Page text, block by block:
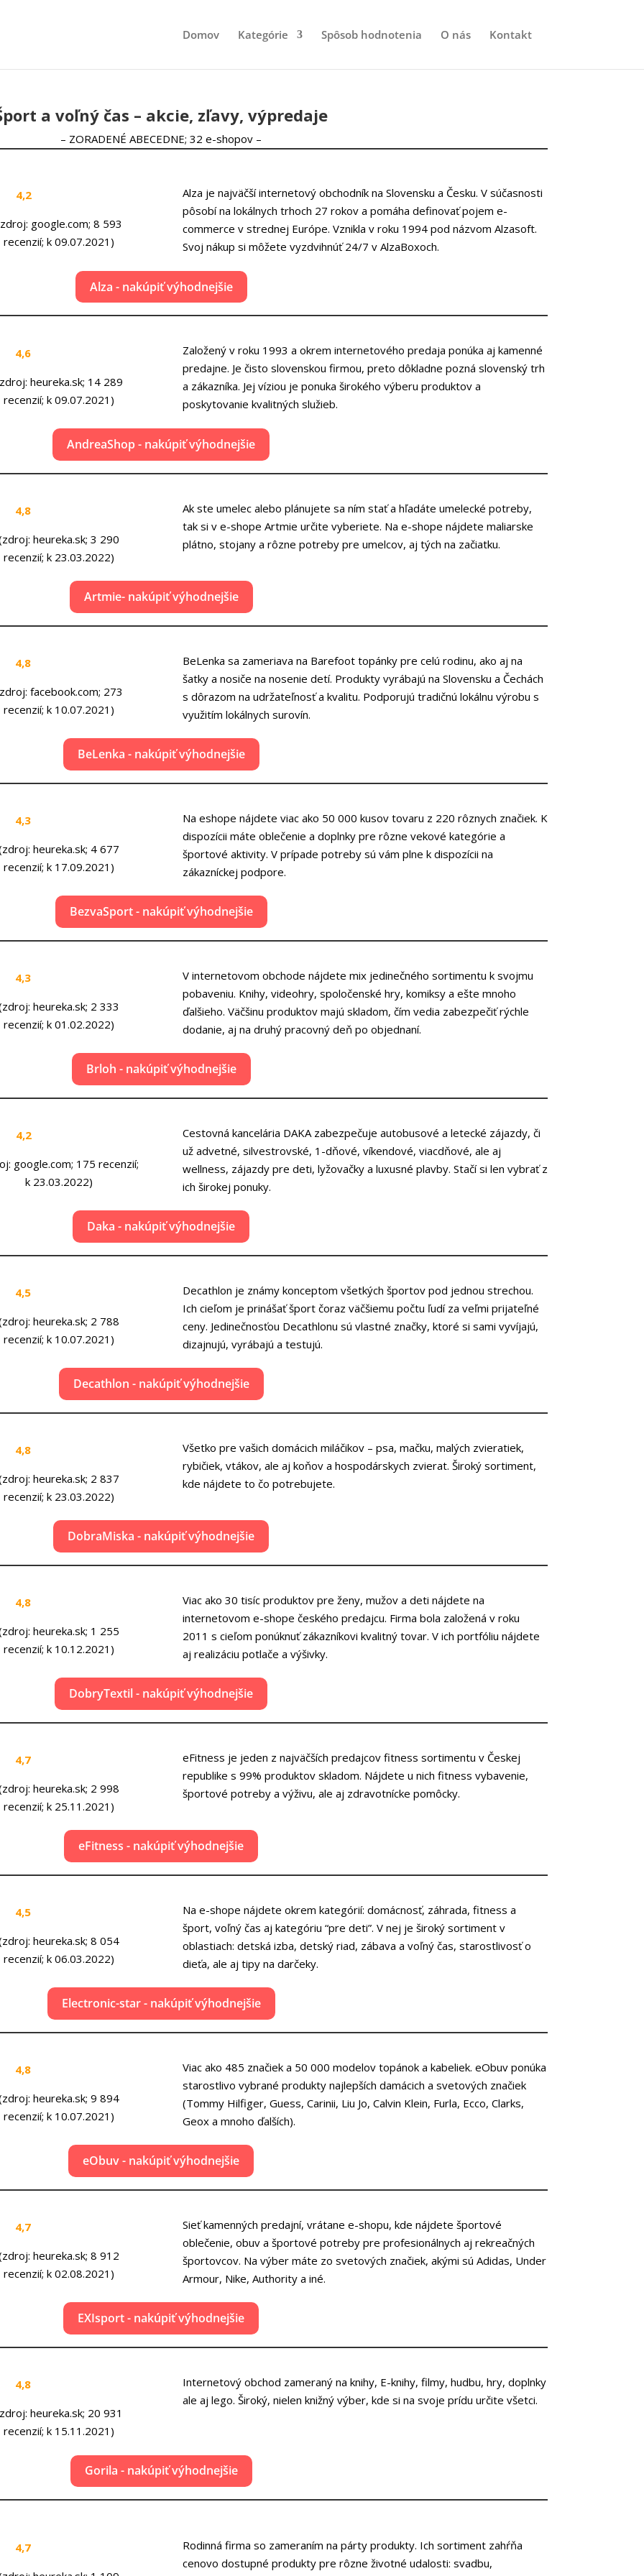
Domov Kategórie Spôsob hodnotenia O nás Kontakt
a voľný čas – akcie, zľavy, výpredaje
– ZORADENÉ ABECEDNE; 32 e-shopov –
4,2
google.com; 8 593
recenzií; k 09.07.2021)
Alza je najväčší internetový obchodník na Slovensku a Česku. V súčasnosti
pôsobí na lokálnych trhoch 27 rokov a pomáha definovať pojem e-
commerce v strednej Európe. Vznikla v roku 1994 pod názvom Alzasoft.
Svoj nákup si môžete vyzdvihnúť 24/7 v AlzaBoxoch.
Alza - nakúpiť výhodnejšie
4,6
heureka.sk; 14 289
recenzií; k 09.07.2021)
Založený v roku 1993 a okrem internetového predaja ponúka aj kamenné
predajne. Je čisto slovenskou firmou, preto dôkladne pozná slovenský trh
a zákazníka. Jej víziou je ponuka širokého výberu produktov a
poskytovanie kvalitných služieb.
AndreaShop - nakúpiť výhodnejšie
4,8
heureka.sk; 3 290
recenzií; k 23.03.2022)
Ak ste umelec alebo plánujete sa ním stať a hľadáte umelecké potreby,
tak si v e-shope Artmie určite vyberiete. Na e-shope nájdete maliarske
plátno, stojany a rôzne potreby pre umelcov, aj tých na začiatku.
Artmie- nakúpiť výhodnejšie
4,8
facebook.com; 273
recenzií; k 10.07.2021)
BeLenka sa zameriava na Barefoot topánky pre celú rodinu, ako aj na
šatky a nosiče na nosenie detí. Produkty vyrábajú na Slovensku a Čechách
s dôrazom na udržateľnosť a kvalitu. Podporujú tradičnú lokálnu výrobu s
využitím lokálnych surovín.
BeLenka - nakúpiť výhodnejšie
4,3
heureka.sk; 4 677
recenzií; k 17.09.2021)
Na eshope nájdete viac ako 50 000 kusov tovaru z 220 rôznych značiek. K
dispozícii máte oblečenie a doplnky pre rôzne vekové kategórie a
športové aktivity. V prípade potreby sú vám plne k dispozícii na
zákazníckej podpore.
BezvaSport - nakúpiť výhodnejšie
4,3
heureka.sk; 2 333
recenzií; k 01.02.2022)
V internetovom obchode nájdete mix jedinečného sortimentu k svojmu
pobaveniu. Knihy, videohry, spoločenské hry, komiksy a ešte mnoho
ďalšieho. Väčšinu produktov majú skladom, čím vedia zabezpečiť rýchle
dodanie, aj na druhý pracovný deň po objednaní.
Brloh - nakúpiť výhodnejšie
4,2
google.com; 175 recenzií;
k 23.03.2022)
Cestovná kancelária DAKA zabezpečuje autobusové a letecké zájazdy, či
už advetné, silvestrovské, 1-dňové, víkendové, viacdňové, ale aj
wellness, zájazdy pre deti, lyžovačky a luxusné plavby. Stačí si len vybrať z
ich širokej ponuky.
Daka - nakúpiť výhodnejšie
4,5
heureka.sk; 2 788
recenzií; k 10.07.2021)
Decathlon je známy konceptom všetkých športov pod jednou strechou.
Ich cieľom je prinášať šport čoraz väčšiemu počtu ľudí za veľmi prijateľné
ceny. Jedinečnosťou Decathlonu sú vlastné značky, ktoré si sami vyvíjajú,
dizajnujú, vyrábajú a testujú.
Decathlon - nakúpiť výhodnejšie
4,8
heureka.sk; 2 837
recenzií; k 23.03.2022)
Všetko pre vašich domácich miláčikov – psa, mačku, malých zvieratiek,
rybičiek, vtákov, ale aj koňov a hospodárskych zvierat. Široký sortiment,
kde nájdete to čo potrebujete.
DobraMiska - nakúpiť výhodnejšie
4,8
heureka.sk; 1 255
recenzií; k 10.12.2021)
Viac ako 30 tisíc produktov pre ženy, mužov a deti nájdete na
internetovom e-shope českého predajcu. Firma bola založená v roku
2011 s cieľom ponúknuť zákazníkovi kvalitný tovar. V ich portfóliu nájdete
aj realizáciu potlače a výšivky.
DobryTextil - nakúpiť výhodnejšie
4,7
heureka.sk; 2 998
recenzií; k 25.11.2021)
eFitness je jeden z najväčších predajcov fitness sortimentu v Českej
republike s 99% produktov skladom. Nájdete u nich fitness vybavenie,
športové potreby a výživu, ale aj zdravotnícke pomôcky.
eFitness - nakúpiť výhodnejšie
4,5
heureka.sk; 8 054
recenzií; k 06.03.2022)
Na e-shope nájdete okrem kategórií: domácnosť, záhrada, fitness a
šport, voľný čas aj kategóriu “pre deti”. V nej je široký sortiment v
oblastiach: detská izba, detský riad, zábava a voľný čas, starostlivosť o
dieťa, ale aj tipy na darčeky.
Electronic-star - nakúpiť výhodnejšie
4,8
heureka.sk; 9 894
recenzií; k 10.07.2021)
Viac ako 485 značiek a 50 000 modelov topánok a kabeliek. eObuv ponúka
starostlivo vybrané produkty najlepších damácich a svetových značiek
(Tommy Hilfiger, Guess, Carinii, Liu Jo, Calvin Klein, Furla, Ecco, Clarks,
Geox a mnoho ďalších).
eObuv - nakúpiť výhodnejšie
4,7
heureka.sk; 8 912
recenzií; k 02.08.2021)
Sieť kamenných predajní, vrátane e-shopu, kde nájdete športové
oblečenie, obuv a športové potreby pre profesionálnych aj rekreačných
športovcov. Na výber máte zo svetových značiek, akými sú Adidas, Under
Armour, Nike, Authority a iné.
EXIsport - nakúpiť výhodnejšie
4,8
heureka.sk; 20 931
recenzií; k 15.11.2021)
Internetový obchod zameraný na knihy, E-knihy, filmy, hudbu, hry, doplnky
ale aj lego. Široký, nielen knižný výber, kde si na svoje prídu určite všetci.
Gorila - nakúpiť výhodnejšie
4,7
Rodinná firma so zameraním na párty produkty. Ich sortiment zahŕňa
cenovo dostupné produkty pre rôzne životné udalosti: svadbu,